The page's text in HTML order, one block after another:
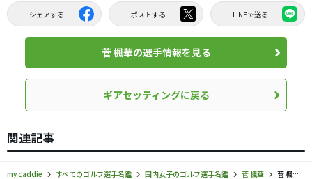
シェアする ポストする LINEで送る
菅 楓華の選手情報を見る
ギアセッティングに戻る
関連記事
my caddie すべてのゴルフ選手名鑑 国内女子のゴルフ選手名鑑 菅 楓華 菅 楓華のギアセッティング・使用ギア情報